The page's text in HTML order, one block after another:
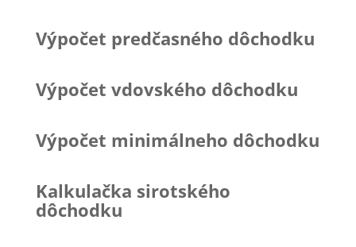
Výpočet predčasného dôchodku
Výpočet vdovského dôchodku
Výpočet minimálneho dôchodku
Kalkulačka sirotského
dôchodku